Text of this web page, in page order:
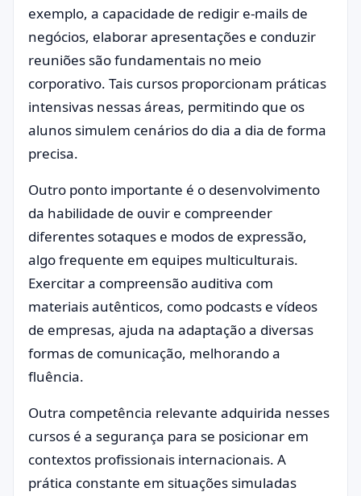
exemplo, a capacidade de redigir e-mails de
negócios, elaborar apresentações e conduzir
reuniões são fundamentais no meio
corporativo. Tais cursos proporcionam práticas
intensivas nessas áreas, permitindo que os
alunos simulem cenários do dia a dia de forma
precisa.
Outro ponto importante é o desenvolvimento
da habilidade de ouvir e compreender
diferentes sotaques e modos de expressão,
algo frequente em equipes multiculturais.
Exercitar a compreensão auditiva com
materiais autênticos, como podcasts e vídeos
de empresas, ajuda na adaptação a diversas
formas de comunicação, melhorando a
fluência.
Outra competência relevante adquirida nesses
cursos é a segurança para se posicionar em
contextos profissionais internacionais. A
prática constante em situações simuladas